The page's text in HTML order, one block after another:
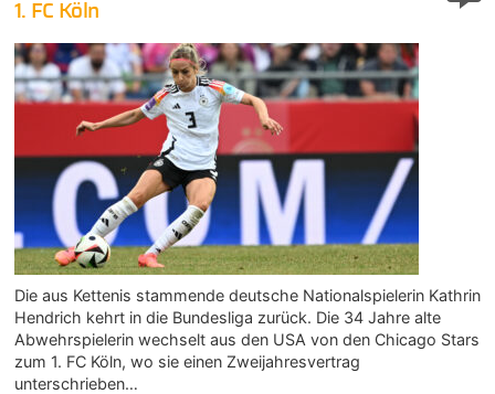
1. FC Köln
Die aus Kettenis stammende deutsche Nationalspielerin Kathrin
Hendrich kehrt in die Bundesliga zurück. Die 34 Jahre alte
Abwehrspielerin wechselt aus den USA von den Chicago Stars
zum 1. FC Köln, wo sie einen Zweijahresvertrag
unterschrieben…